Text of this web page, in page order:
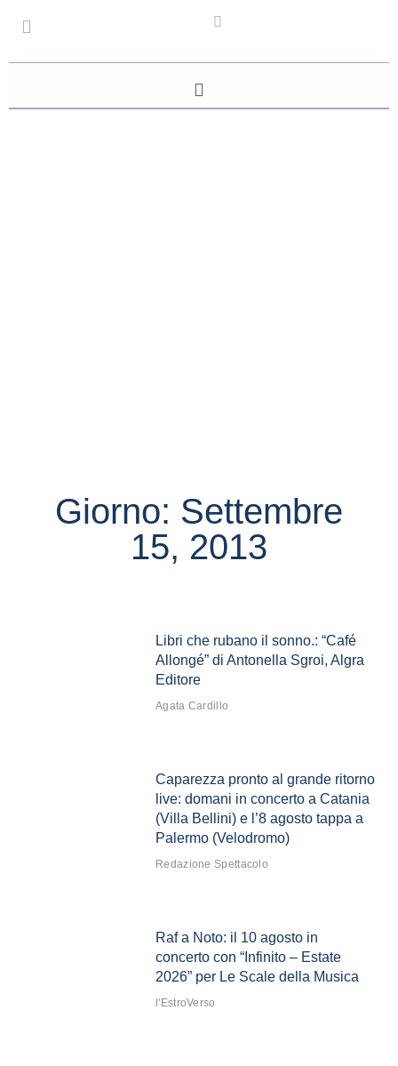
Giorno: Settembre
15, 2013
Libri che rubano il sonno.: “Café
Allongé” di Antonella Sgroi, Algra
Editore
Agata Cardillo
Caparezza pronto al grande ritorno
live: domani in concerto a Catania
(Villa Bellini) e l’8 agosto tappa a
Palermo (Velodromo)
Redazione Spettacolo
Raf a Noto: il 10 agosto in
concerto con “Infinito – Estate
2026” per Le Scale della Musica
l'EstroVerso